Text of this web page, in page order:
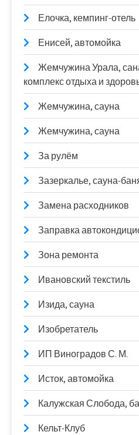
Елочка, кемпинг-отель
Енисей, автомойка
Жемчужина Урала,
комплекс отдыха и
Жемчужина, сауна
Жемчужина, сауна
За рулём
Зазеркалье, сауна-
Замена расходников
Заправка
Зона ремонта
Ивановский текстиль
Изида, сауна
Изобретатель
ИП Виноградов С. М.
Исток, автомойка
Калужская Слобода,
Кельт-Клуб